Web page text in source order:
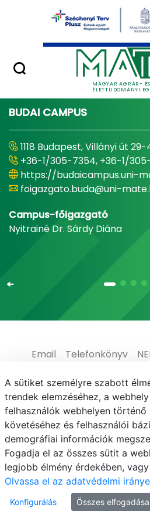
Ugrás a fő tartalomhoz
MAGYAR AGRÁR- ÉS
ÉLETTUDOMÁNYI
Minőségügy
Home -
BUDAI CAMPUS
1118 Budapest, Villányi út 29-
+36-1/305-7354, +36-1/
https://budaicampus.uni-
foigazgato.buda@uni-
Campus-főigazgató
Nyitrainé Dr. Sárdy Diána
Email Telefonkönyv
Médiaközpont
© MATE
A sütiket személyre szabott
trendek elemzéséhez, a
felhasználók webhelyen történő
követéséhez és felhasználói
demográfiai információk
Fogadja el az összes sütit a
legjobb élmény érdekében,
Olvassa el az adatvédelmi
Konfigurálás Összes elfogadása